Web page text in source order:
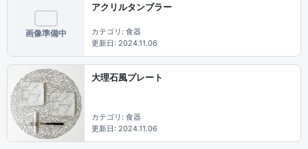
画像準備中
アクリルタンブラー
カテゴリ: 食器
更新日: 2024.11.06
大理石風プレート
カテゴリ: 食器
更新日: 2024.11.06